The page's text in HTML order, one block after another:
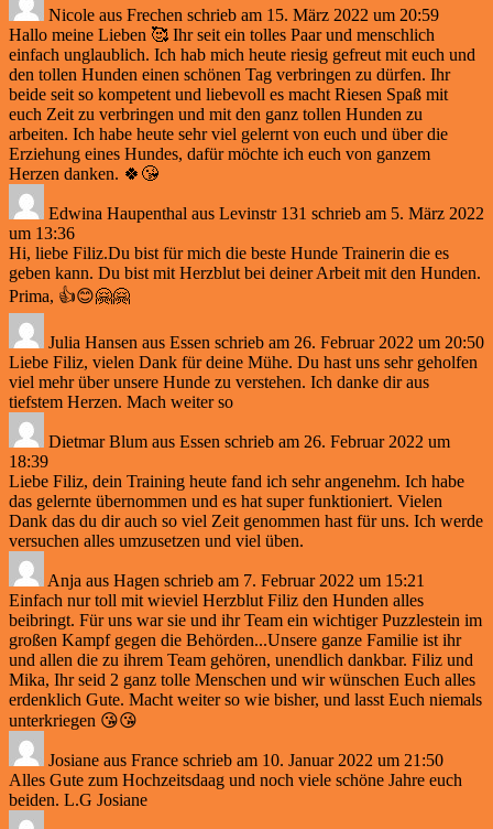
Nicole aus Frechen schrieb am 15. März 2022 um 20:59
Hallo meine Lieben 🥰 Ihr seit ein tolles Paar und menschlich
einfach unglaublich. Ich hab mich heute riesig gefreut mit euch und
den tollen Hunden einen schönen Tag verbringen zu dürfen. Ihr
beide seit so kompetent und liebevoll es macht Riesen Spaß mit
euch Zeit zu verbringen und mit den ganz tollen Hunden zu
arbeiten. Ich habe heute sehr viel gelernt von euch und über die
Erziehung eines Hundes, dafür möchte ich euch von ganzem
Herzen danken. 🍀😘
Edwina Haupenthal aus Levinstr 131 schrieb am 5. März 2022
um 13:36
Hi, liebe Filiz.Du bist für mich die beste Hunde Trainerin die es
geben kann. Du bist mit Herzblut bei deiner Arbeit mit den Hunden.
Prima, 👍😊🤗🤗
Julia Hansen aus Essen schrieb am 26. Februar 2022 um 20:50
Liebe Filiz, vielen Dank für deine Mühe. Du hast uns sehr geholfen
viel mehr über unsere Hunde zu verstehen. Ich danke dir aus
tiefstem Herzen. Mach weiter so
Dietmar Blum aus Essen schrieb am 26. Februar 2022 um
18:39
Liebe Filiz, dein Training heute fand ich sehr angenehm. Ich habe
das gelernte übernommen und es hat super funktioniert. Vielen
Dank das du dir auch so viel Zeit genommen hast für uns. Ich werde
versuchen alles umzusetzen und viel üben.
Anja aus Hagen schrieb am 7. Februar 2022 um 15:21
Einfach nur toll mit wieviel Herzblut Filiz den Hunden alles
beibringt. Für uns war sie und ihr Team ein wichtiger Puzzlestein im
großen Kampf gegen die Behörden...Unsere ganze Familie ist ihr
und allen die zu ihrem Team gehören, unendlich dankbar. Filiz und
Mika, Ihr seid 2 ganz tolle Menschen und wir wünschen Euch alles
erdenklich Gute. Macht weiter so wie bisher, und lasst Euch niemals
unterkriegen 😘😘
Josiane aus France schrieb am 10. Januar 2022 um 21:50
Alles Gute zum Hochzeitsdaag und noch viele schöne Jahre euch
beiden. L.G Josiane